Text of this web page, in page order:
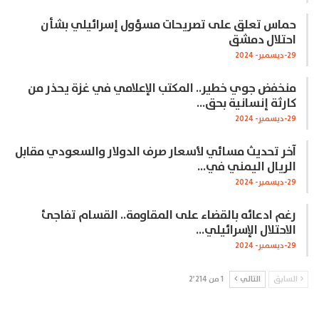
حماس تعلق على تصريحات مسؤول إسرائيلي بشأن
احتلال دمشق
29-ديسمبر- 2024
منخفض جوي خطير.. المكتب الإعلامي في غزة يحذر من
كارثة إنسانية بحق…
29-ديسمبر- 2024
آخر تحديث مسائي لأسعار صرف الدولار والسعودي مقابل
الريال اليمني في…
29-ديسمبر- 2024
رغم ادعائه بالقضاء على المقاومة.. القسام تفاجئ
الاحتلال الإسرائيلي…
29-ديسمبر- 2024
السابق التالي 1 من 2٬214